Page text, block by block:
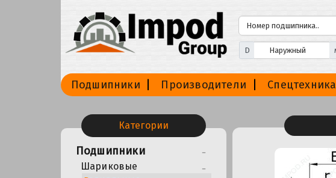
D
Подшипники Производители Спецтехника
Категории
Подшипники
Шариковые